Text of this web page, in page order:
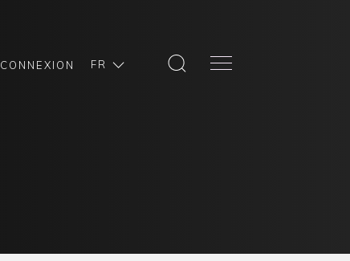
CONNEXION FR